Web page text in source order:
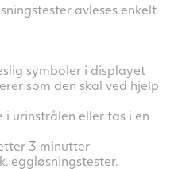
avleses enkelt
symboler i displayet
som den skal ved hjelp
i urinstrålen eller tas i en
3 minutter
eggløsningstester.